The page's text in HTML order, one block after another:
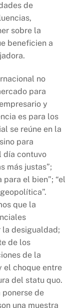
de
sobre la
beneficien a
no
para
y
es para los
se reúne en la
para
día contuvo
más justas”;
el bien”; “el
que la
la desigualdad;
de los
de la
el choque entre
del statu quo.
ponerse de
una muestra